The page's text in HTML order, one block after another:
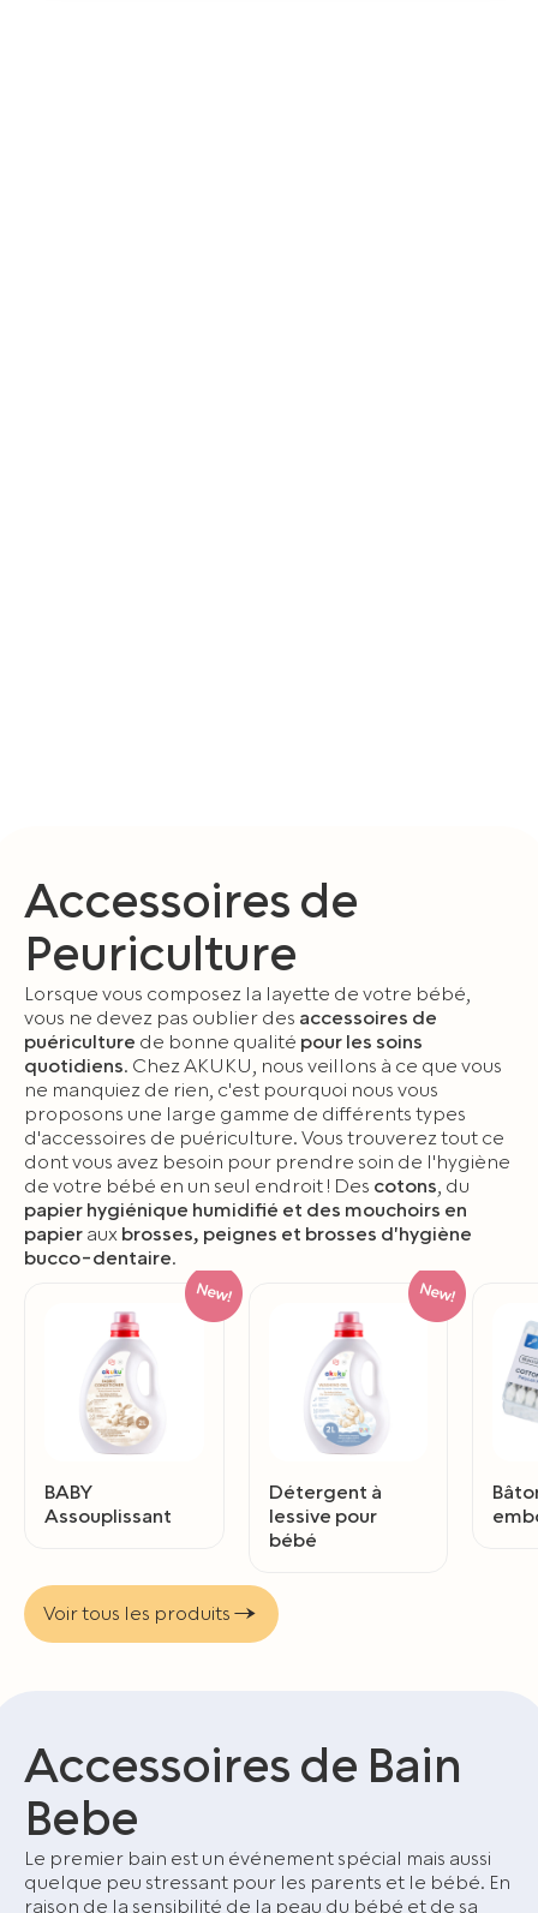
Accessoires de
Peuriculture
Lorsque vous composez la layette de votre bébé,
vous ne devez pas oublier des accessoires de
puériculture de bonne qualité pour les soins
quotidiens. Chez AKUKU, nous veillons à ce que vous
ne manquiez de rien, c'est pourquoi nous vous
proposons une large gamme de différents types
d'accessoires de puériculture. Vous trouverez tout ce
dont vous avez besoin pour prendre soin de l'hygiène
de votre bébé en un seul endroit ! Des cotons, du
papier hygiénique humidifié et des mouchoirs en
papierauxbrosses, peignes et brosses d'hygiène
bucco-dentaire.
BABY
Assouplissant
Détergent à
lessive pour
bébé
Voir tous les produits
Accessoires de Bain
Bebe
Le premier bain est un événement spécial mais aussi
quelque peu stressant pour les parents et le bébé. En
raison de la sensibilité de la peau du bébé et de sa